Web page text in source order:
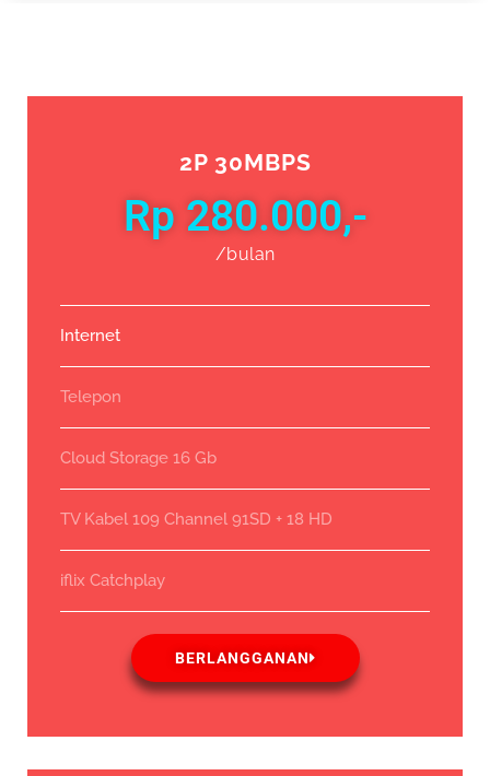
2P 30MBPS
Rp 280.000,-
/bulan
Internet
Telepon
Cloud Storage 16 Gb
TV Kabel 109 Channel 91SD + 18 HD
iflix Catchplay
BERLANGGANAN